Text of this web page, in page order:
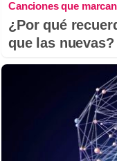
Canciones que marcan
¿Por qué
que las nuevas?